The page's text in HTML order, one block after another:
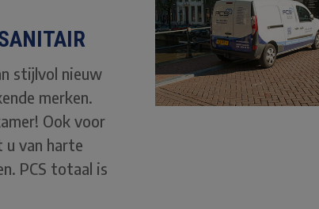
stijlvol nieuw
merken.
Ook voor
u van harte
PCS totaal is